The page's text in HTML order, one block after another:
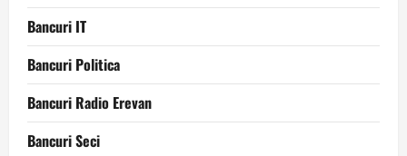
Bancuri IT
Bancuri Politica
Bancuri Radio Erevan
Bancuri Seci